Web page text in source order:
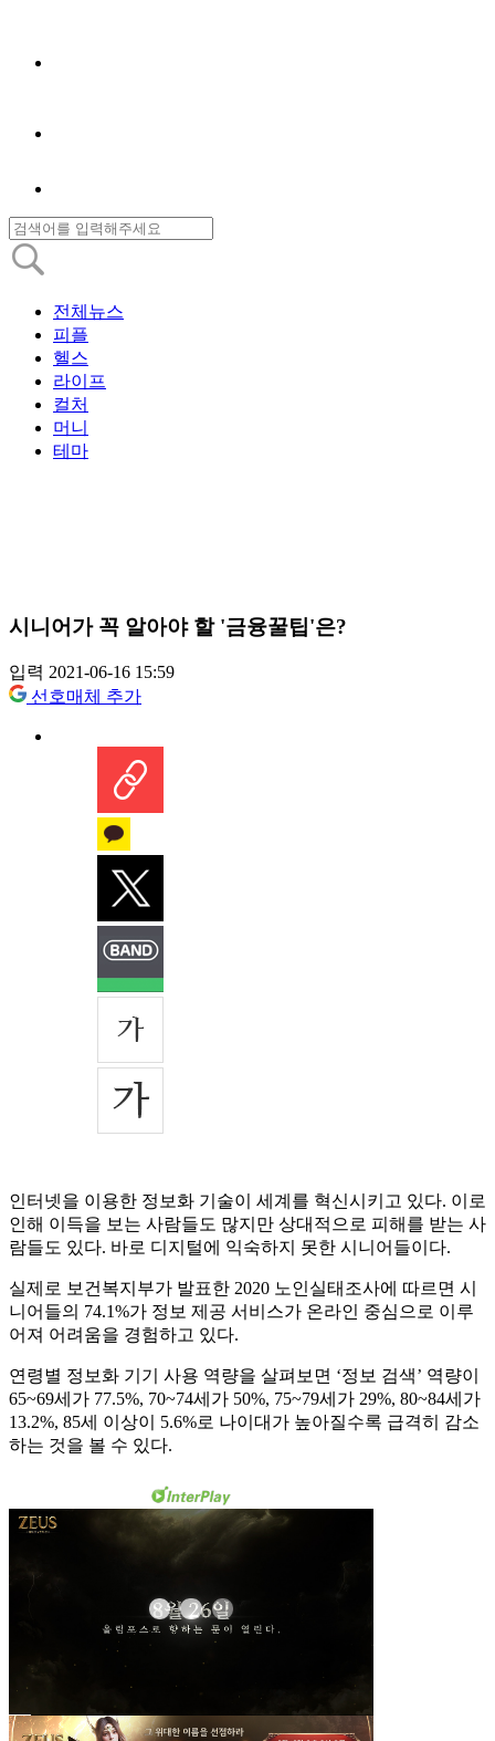
전체뉴스
피플
헬스
라이프
컬처
머니
테마
시니어가 꼭 알아야 할 '금융꿀팁'은?
입력 2021-06-16 15:59
선호매체 추가
인터넷을 이용한 정보화 기술이 세계를 혁신시키고 있다. 이로
인해 이득을 보는 사람들도 많지만 상대적으로 피해를 받는 사
람들도 있다. 바로 디지털에 익숙하지 못한 시니어들이다.
실제로 보건복지부가 발표한 2020 노인실태조사에 따르면 시
니어들의 74.1%가 정보 제공 서비스가 온라인 중심으로 이루
어져 어려움을 경험하고 있다.
연령별 정보화 기기 사용 역량을 살펴보면 ‘정보 검색’ 역량이
65~69세가 77.5%, 70~74세가 50%, 75~79세가 29%, 80~84세가
13.2%, 85세 이상이 5.6%로 나이대가 높아질수록 급격히 감소
하는 것을 볼 수 있다.